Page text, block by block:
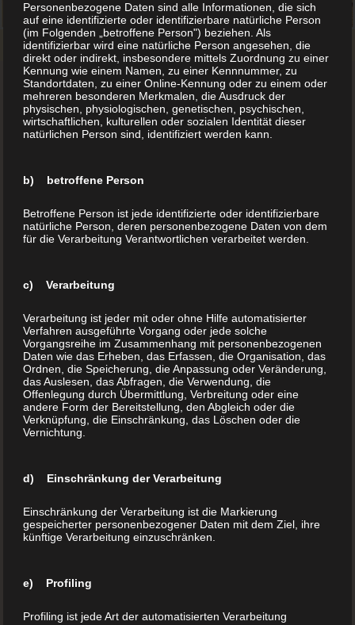
Hardeggasse 69, Top 21
1220 Wien
Internet:www.BuchDrucker.at
E-Mail:office@buchdrucker.at
Home
Aktion
Über uns
Softcover Buch
Kleine Auflage drucken
Print on Demand
FAQ´s
Blog
Personenbezogene Daten sind alle Informationen, die sich
auf eine identifizierte oder identifizierbare natürliche Person
(im Folgenden „betroffene Person") beziehen. Als
identifizierbar wird eine natürliche Person angesehen, die
direkt oder indirekt, insbesondere mittels Zuordnung zu einer
Kennung wie einem Namen, zu einer Kennnummer, zu
Standortdaten, zu einer Online-Kennung oder zu einem oder
mehreren besonderen Merkmalen, die Ausdruck der
physischen, physiologischen, genetischen, psychischen,
wirtschaftlichen, kulturellen oder sozialen Identität dieser
natürlichen Person sind, identifiziert werden kann.
b) betroffene Person
Betroffene Person ist jede identifizierte oder identifizierbare
natürliche Person, deren personenbezogene Daten von dem
für die Verarbeitung Verantwortlichen verarbeitet werden.
c) Verarbeitung
Verarbeitung ist jeder mit oder ohne Hilfe automatisierter
Verfahren ausgeführte Vorgang oder jede solche
Vorgangsreihe im Zusammenhang mit personenbezogenen
Daten wie das Erheben, das Erfassen, die Organisation, das
Ordnen, die Speicherung, die Anpassung oder Veränderung,
das Auslesen, das Abfragen, die Verwendung, die
Offenlegung durch Übermittlung, Verbreitung oder eine
andere Form der Bereitstellung, den Abgleich oder die
Verknüpfung, die Einschränkung, das Löschen oder die
Vernichtung.
d) Einschränkung der Verarbeitung
Einschränkung der Verarbeitung ist die Markierung
gespeicherter personenbezogener Daten mit dem Ziel, ihre
künftige Verarbeitung einzuschränken.
e) Profiling
Profiling ist jede Art der automatisierten Verarbeitung